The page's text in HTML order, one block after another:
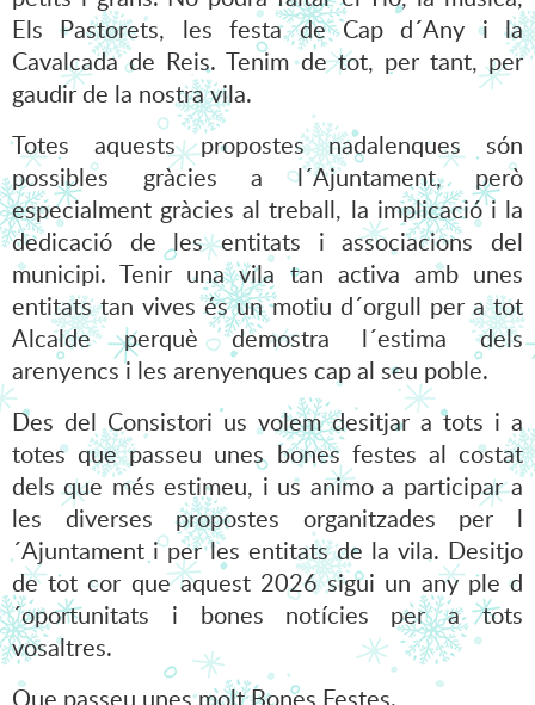
Els Pastorets, les festa de Cap d´Any i la
Cavalcada de Reis. Tenim de tot, per tant, per
gaudir de la nostra vila.
Totes aquests propostes nadalenques són
possibles gràcies a l´Ajuntament, però
especialment gràcies al treball, la implicació i la
dedicació de les entitats i associacions del
municipi. Tenir una vila tan activa amb unes
entitats tan vives és un motiu d´orgull per a tot
Alcalde perquè demostra l´estima dels
arenyencs i les arenyenques cap al seu poble.
Des del Consistori us volem desitjar a tots i a
totes que passeu unes bones festes al costat
dels que més estimeu, i us animo a participar a
les diverses propostes organitzades per l
´Ajuntament i per les entitats de la vila. Desitjo
de tot cor que aquest 2026 sigui un any ple d
´oportunitats i bones notícies per a tots
vosaltres.
Que passeu unes molt Bones Festes.